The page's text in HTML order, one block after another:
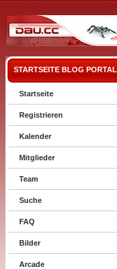
STARTSEITE BLOG PORTAL
Startseite
Registrieren
Kalender
Mitglieder
Team
Suche
FAQ
Bilder
Arcade